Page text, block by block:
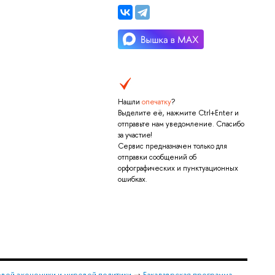
Нашли опечатку?
Выделите её, нажмите Ctrl+Enter и
отправьте нам уведомление. Спасибо
за участие!
Сервис предназначен только для
отправки сообщений об
орфографических и пунктуационных
ошибках.